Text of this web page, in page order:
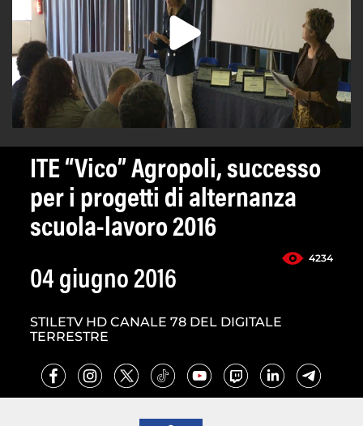
ITE “Vico” Agropoli, successo
per i progetti di alternanza
scuola-lavoro 2016
4234
04 giugno 2016
STILETV HD CANALE 78 DEL DIGITALE
TERRESTRE